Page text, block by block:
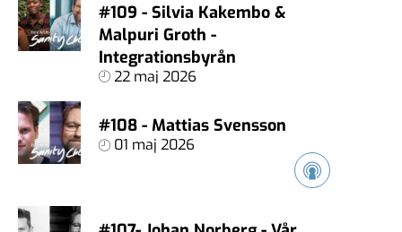
#109 - Silvia Kakembo &
Malpuri Groth -
Integrationsbyrån
22 maj 2026
#108 - Mattias Svensson
01 maj 2026